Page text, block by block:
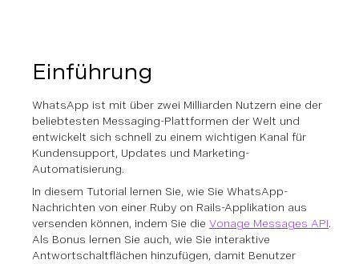
Einführung
WhatsApp ist mit über zwei Milliarden Nutzern eine der
beliebtesten Messaging-Plattformen der Welt und
entwickelt sich schnell zu einem wichtigen Kanal für
Kundensupport, Updates und Marketing-
Automatisierung.
In diesem Tutorial lernen Sie, wie Sie WhatsApp-
Nachrichten von einer Ruby on Rails-Applikation aus
versenden können, indem Sie die Vonage Messages API.
Als Bonus lernen Sie auch, wie Sie interaktive
Antwortschaltflächen hinzufügen, damit Benutzer